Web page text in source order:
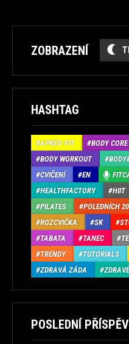
ZOBRAZENÍ
HASHTAG
APRÉS-FIT BODY CORE
BODY WORKOUT
CVIČENÍ
EN
HEALTHFACTORY
HIIT
PILATES
POLEDNÍCH 20
ROZCVIČKA
SK
TABATA
TANEC
TRENDY
TUTORIALS
ZDRAVÁ ZÁDA
POSLEDNÍ